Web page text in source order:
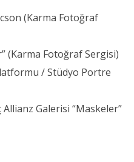
(Karma Fotoğraf
(Karma Fotoğraf Sergisi)
/ Stüdyo Portre
Galerisi “Maskeler”